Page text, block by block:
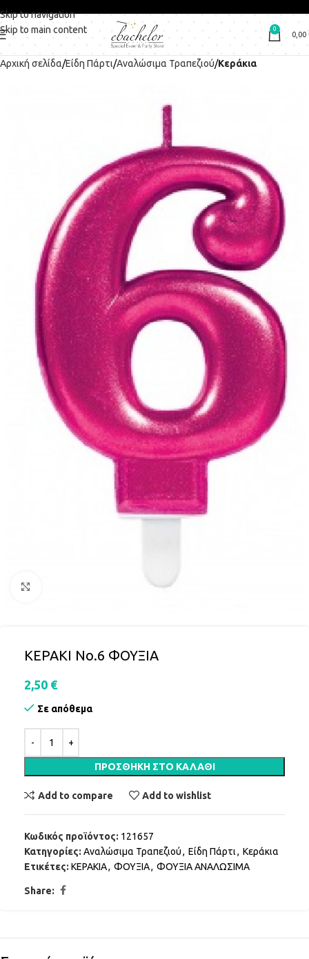
Skip to navigation
Skip to main content
0
0,00
Αρχική σελίδα Είδη Πάρτι Αναλώσιμα Τραπεζιού Κεράκια
ΚΕΡΑΚΙ Νο.6 ΦΟΥΞΙΑ
2,50 €
Σε απόθεμα
ΠΡΟΣΘΉΚΗ ΣΤΟ ΚΑΛΆΘΙ
Add to compare Add to wishlist
Κωδικός προϊόντος: 121657
Κατηγορίες: Αναλώσιμα Τραπεζιού, Είδη Πάρτι, Κεράκια
Ετικέτες: ΚΕΡΑΚΙΑ, ΦΟΥΞΙΑ, ΦΟΥΞΙΑ ΑΝΑΛΩΣΙΜΑ
Share: